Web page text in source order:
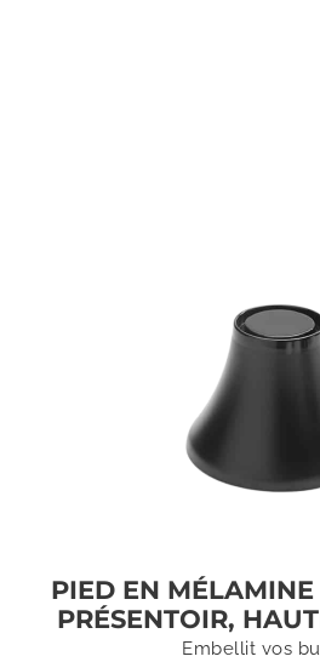
PIED EN
PRÉSENTOIR,
Embellit vos